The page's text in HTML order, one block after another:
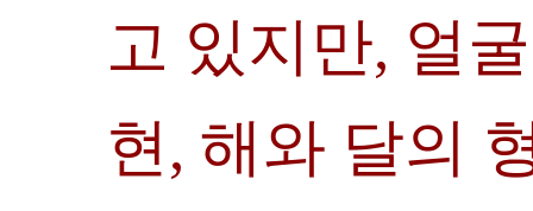
고 있지만, 얼
현, 해와 달의